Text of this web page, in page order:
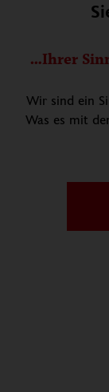
…Ihrer
Wir sind ein
Was es mit